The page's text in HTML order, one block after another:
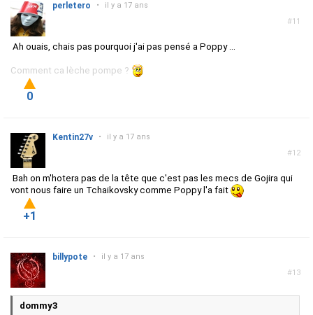
#11
perletero • il y a 17 ans
Ah ouais, chais pas pourquoi j'ai pas pensé a Poppy ...
Comment ca lèche pompe ?
0
#12
Kentin27v • il y a 17 ans
Bah on m'hotera pas de la tête que c'est pas les mecs de Gojira qui
vont nous faire un Tchaikovsky comme Poppy l'a fait
+1
#13
billypote • il y a 17 ans
dommy3